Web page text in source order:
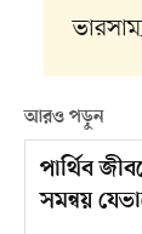
আরও পড়ুন
পার্থিব
সমন্বয়